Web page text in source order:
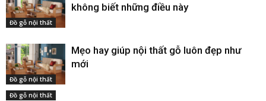
Đồ gỗ nội thất
không biết những điều này
Đồ gỗ nội thất
Mẹo hay giúp nội thất gỗ luôn đẹp như
mới
Đồ gỗ nội thất